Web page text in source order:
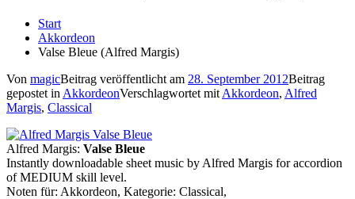
Start
Akkordeon
Valse Bleue (Alfred Margis)
Von magicBeitrag veröffentlicht am 28. September 2012Beitrag
gepostet in AkkordeonVerschlagwortet mit Akkordeon, Alfred
Margis, Classical
Alfred Margis: Valse Bleue
Instantly downloadable sheet music by Alfred Margis for accordion
of MEDIUM skill level.
Noten für: Akkordeon, Kategorie: Classical,